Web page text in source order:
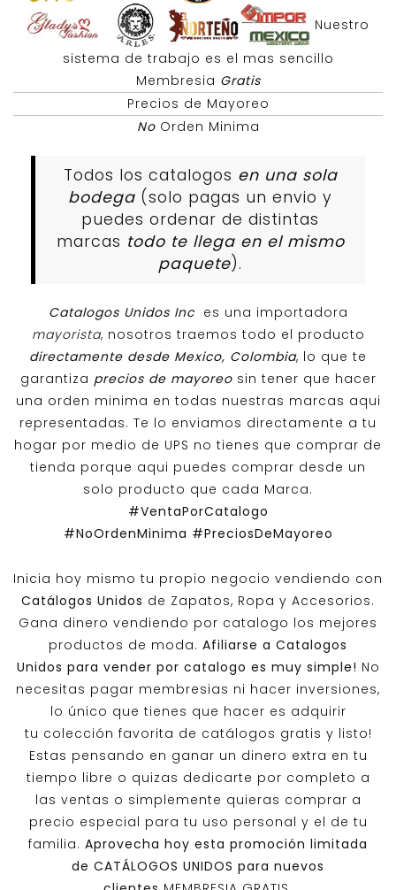
Nuestro
sistema de trabajo es el mas sencillo
Membresia Gratis
Precios de Mayoreo
NoOrden Minima
Todos los catalogos en una sola
bodega (solo pagas un envio y
puedes ordenar de distintas
marcas todo te llega en el mismo
paquete).
Catalogos Unidos Inc es una importadora
mayorista, nosotros traemos todo el producto
directamente desde Mexico, Colombia, lo que te
garantiza precios de mayoreosin tener que hacer
una orden minima en todas nuestras marcas aqui
representadas. Te lo enviamos directamente a tu
hogar por medio de UPS no tienes que comprar de
tienda porque aqui puedes comprar desde un
solo producto que cada Marca.
#VentaPorCatalogo
#NoOrdenMinima #PreciosDeMayoreo
Inicia hoy mismo tu propio negocio vendiendo con
Catálogos Unidos de Zapatos, Ropa y Accesorios.
Gana dinero vendiendo por catalogo los mejores
productos de moda. Afiliarse a Catalogos
Unidos para vender por catalogo es muy simple! No
necesitas pagar membresias ni hacer inversiones,
lo único que tienes que hacer es adquirir
tu colección favorita de catálogos gratis y listo!
Estas pensando en ganar un dinero extra en tu
tiempo libre o quizas dedicarte por completo a
las ventas o simplemente quieras comprar a
precio especial para tu uso personal y el de tu
familia. Aprovecha hoy esta promoción limitada
de CATÁLOGOS UNIDOS para nuevos